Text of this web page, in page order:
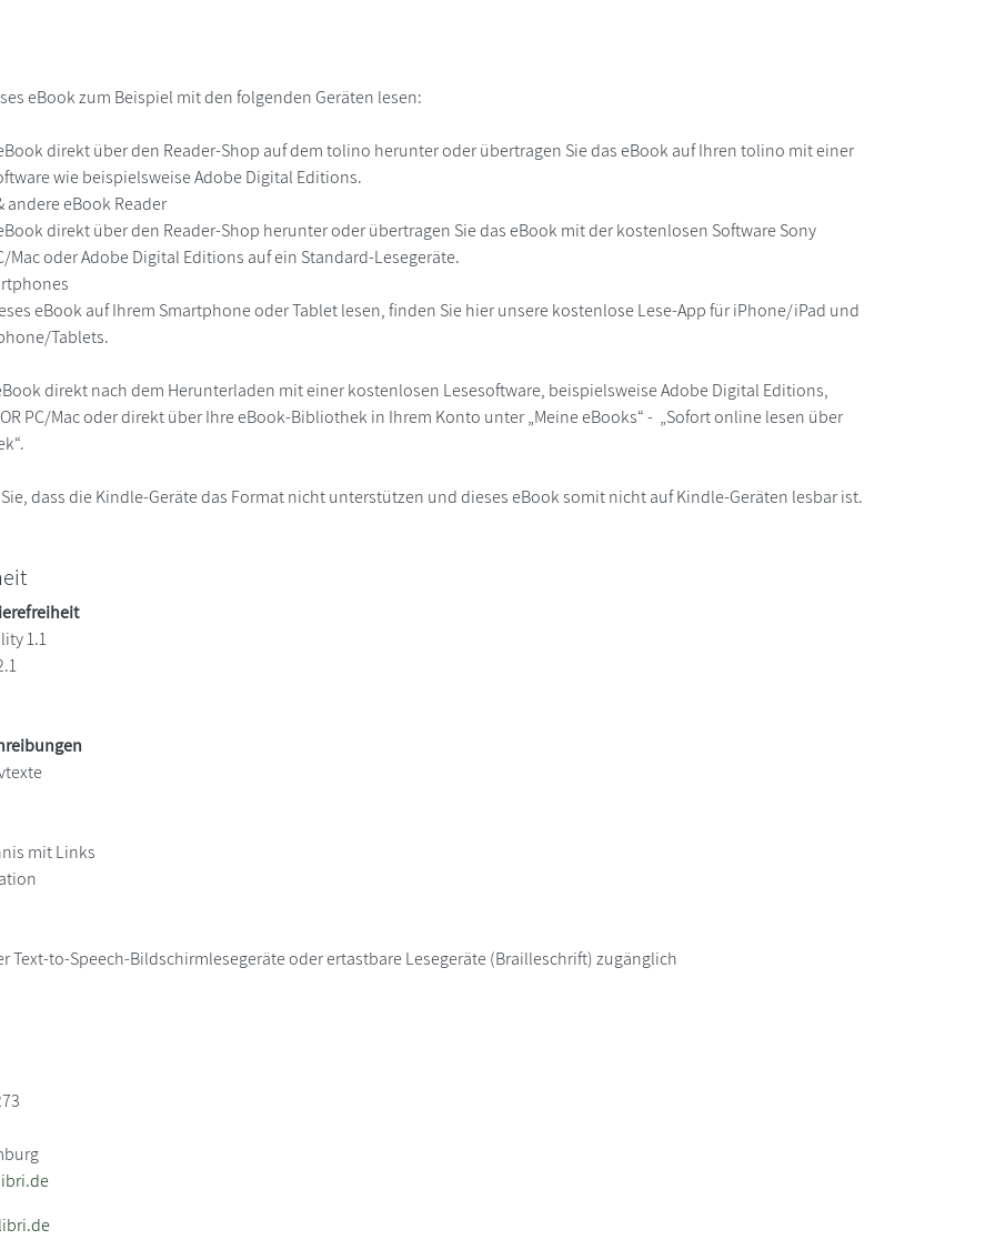
eBook zum Beispiel mit den folgenden Geräten lesen:
direkt über den Reader-Shop auf dem tolino herunter oder übertragen Sie das eBook auf Ihren tolino mit einer
wie beispielsweise Adobe Digital Editions.
andere eBook Reader
direkt über den Reader-Shop herunter oder übertragen Sie das eBook mit der kostenlosen Software Sony
Mac oder Adobe Digital Editions auf ein Standard-Lesegeräte.
eBook auf Ihrem Smartphone oder Tablet lesen, finden Sie hier unsere kostenlose Lese-App für iPhone/iPad und
Tablets.
direkt nach dem Herunterladen mit einer kostenlosen Lesesoftware, beispielsweise Adobe Digital Editions,
PC/Mac oder direkt über Ihre eBook-Bibliothek in Ihrem Konto unter „Meine eBooks“ - „Sofort online lesen über
dass die Kindle-Geräte das Format nicht unterstützen und dieses eBook somit nicht auf Kindle-Geräten lesbar ist.
1.1
mit Links
Text-to-Speech-Bildschirmlesegeräte oder ertastbare Lesegeräte (Brailleschrift) zugänglich